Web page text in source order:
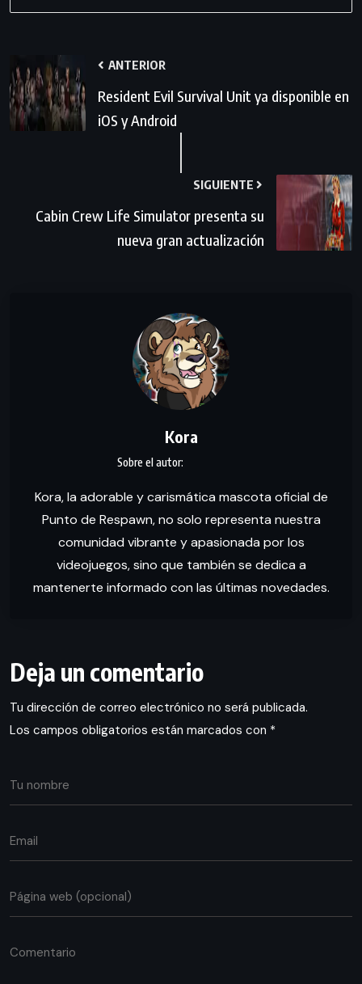
ANTERIOR
Resident Evil Survival Unit ya disponible en
iOS y Android
SIGUIENTE
Cabin Crew Life Simulator presenta su
nueva gran actualización
Kora
Kora, la adorable y carismática mascota oficial de
Punto de Respawn, no solo representa nuestra
comunidad vibrante y apasionada por los
videojuegos, sino que también se dedica a
mantenerte informado con las últimas novedades.
Deja un comentario
Tu dirección de correo electrónico no será publicada.
Los campos obligatorios están marcados con *